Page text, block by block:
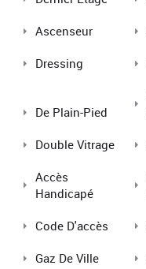
Ascenseur
Dressing
De Plain-Pied
Double Vitrage
Accès
Handicapé
Code D'accès
Gaz De Ville